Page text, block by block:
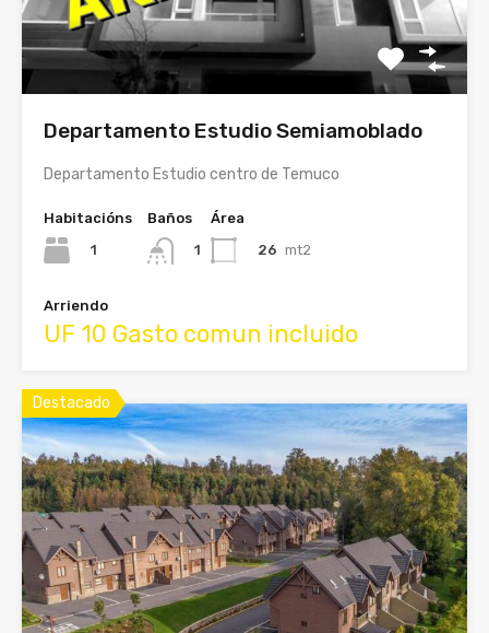
Departamento Estudio Semiamoblado
Departamento Estudio centro de Temuco
Habitacións
1
Baños
1
Área
26 mt2
Arriendo
UF 10 Gasto comun incluido
Destacado